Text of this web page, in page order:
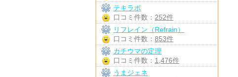
テキラボ
口コミ件数： 252件
リフレイン（Refrain）
口コミ件数： 853件
カチウマの定理
口コミ件数： 1,476件
うまジェネ